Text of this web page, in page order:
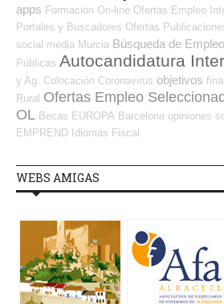
apps Formación On-line Ofertas Empleo
Portales y Buscadores Ofertas
social media Murcia Búsqueda de
Públicas Autocandidatura
y Ag. Colocación Coronavirus objetivos
Rural Ofertas Empleo
OL Becas EUROPA Barcelona opiniones
EMPREND Idiomas Fiscal
WEBS AMIGAS